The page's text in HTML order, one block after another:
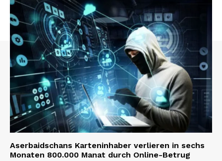
Aserbaidschans Karteninhaber verlieren in sechs
Monaten 800.000 Manat durch Online-Betrug